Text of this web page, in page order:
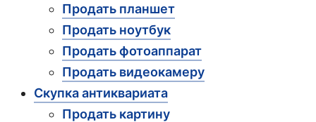
Продать планшет
Продать ноутбук
Продать фотоаппарат
Продать видеокамеру
Скупка антиквариата
Продать картину